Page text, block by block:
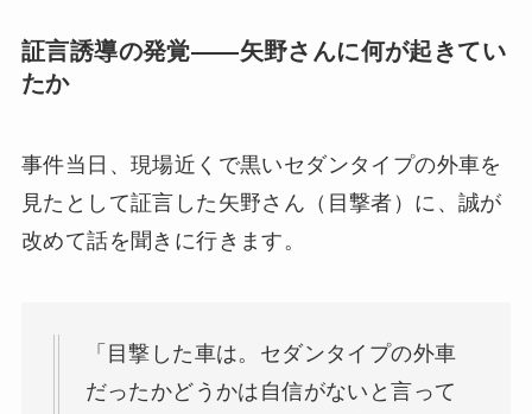
証言誘導の発覚——矢野さんに何が起きてい
たか
事件当日、現場近くで黒いセダンタイプの外車を
見たとして証言した矢野さん（目撃者）に、誠が
改めて話を聞きに行きます。
「目撃した車は。セダンタイプの外車
だったかどうかは自信がないと言って